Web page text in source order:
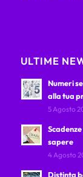
ULTIME
Numeri
alla tua
5 Agosto
sapere
4 Agosto
Distinta